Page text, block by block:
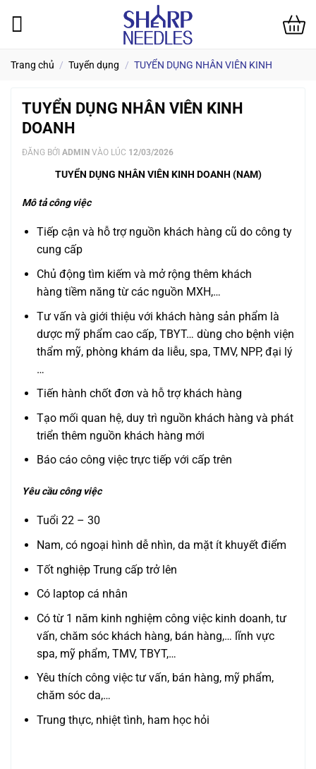
dungTrang chủ / Tuyển dụng / TUYỂN DỤNG NHÂN VIÊN KINH
TUYỂN DỤNG NHÂN VIÊN KINH
DOANH
ĐĂNG BỞI ADMIN VÀO LÚC 12/03/2026
TUYỂN DỤNG NHÂN VIÊN KINH DOANH (NAM)
Mô tả công việc
Tiếp cận và hỗ trợ nguồn khách hàng cũ do công ty
cung cấp
Chủ động tìm kiếm và mở rộng thêm khách
hàng tiềm năng từ các nguồn MXH,…
Tư vấn và giới thiệu với khách hàng sản phẩm là
dược mỹ phẩm cao cấp, TBYT… dùng cho bệnh viện
thẩm mỹ, phòng khám da liễu, spa, TMV, NPP, đại lý
…
Tiến hành chốt đơn và hỗ trợ khách hàng
Tạo mối quan hệ, duy trì nguồn khách hàng và phát
triển thêm nguồn khách hàng mới
Báo cáo công việc trực tiếp với cấp trên
Yêu cầu công việc
Tuổi 22 – 30
Nam, có ngoại hình dễ nhìn, da mặt ít khuyết điểm
Tốt nghiệp Trung cấp trở lên
Có laptop cá nhân
Có từ 1 năm kinh nghiệm công việc kinh doanh, tư
vấn, chăm sóc khách hàng, bán hàng,… lĩnh vực
spa, mỹ phẩm, TMV, TBYT,…
Yêu thích công việc tư vấn, bán hàng, mỹ phẩm,
chăm sóc da,…
Trung thực, nhiệt tình, ham học hỏi